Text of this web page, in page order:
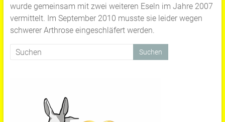
wurde gemeinsam mit zwei weiteren Eseln im Jahre 2007
vermittelt. Im September 2010 musste sie leider wegen
schwerer Arthrose eingeschläfert werden.